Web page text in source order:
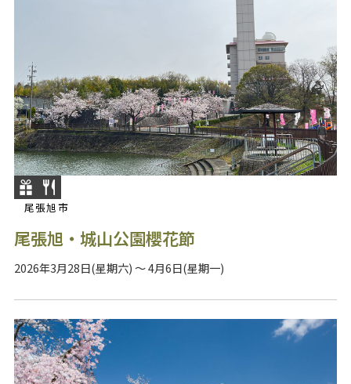
尾張旭市
尾張旭・城山公園櫻花節
2026年3月28日(星期六) ～ 4月6日(星期一)